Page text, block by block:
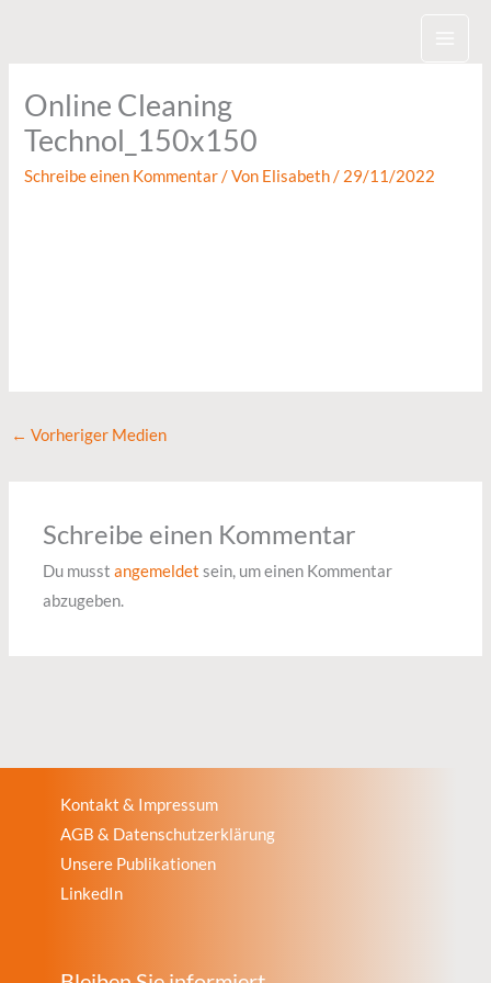
Online Cleaning
Technol_150x150
Schreibe einen Kommentar / Von Elisabeth/ 29/11/2022
← Vorheriger Medien
Schreibe einen Kommentar
Du musstangemeldet sein, um einen Kommentar
abzugeben.
Kontakt & Impressum
AGB & Datenschutzerklärung
Unsere Publikationen
LinkedIn